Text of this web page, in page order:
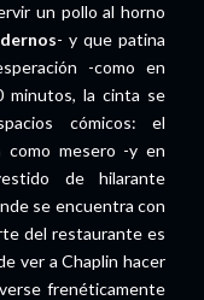
un pollo al horno
- y que patina
-como en
minutos, la cinta se
cómicos: el
como mesero -y en
de hilarante
se encuentra con
del restaurante es
ver a Chaplin hacer
frenéticamente